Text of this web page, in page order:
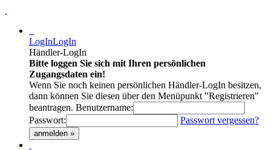
LogInLogIn
Händler-LogIn
Bitte loggen Sie sich mit Ihren persönlichen
Zugangsdaten ein!
Wenn Sie noch keinen persönlichen Händler-LogIn besitzen,
dann können Sie diesen über den Menüpunkt "Registrieren"
beantragen. Benutzername:
Passwort:
Passwort vergessen?
anmelden »